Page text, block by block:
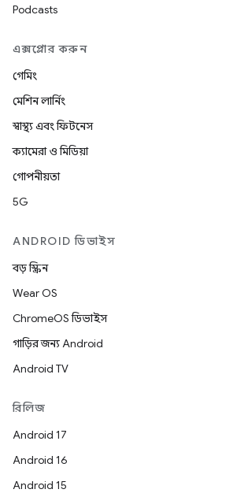
Podcasts
এক্সপ্লোর করুন
গেমিং
মেশিন লার্নিং
স্বাস্থ্য এবং ফিটনেস
ক্যামেরা ও মিডিয়া
গোপনীয়তা
5G
ANDROID ডিভাইস
বড় স্ক্রিন
Wear OS
ChromeOS ডিভাইস
গাড়ির জন্য Android
Android TV
রিলিজ
Android 17
Android 16
Android 15